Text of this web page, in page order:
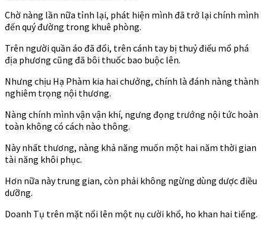
Chờ nàng lần nữa tỉnh lại, phát hiện mình đã trở lại chính mình
đến quý đường trong khuê phòng.
Trên người quần áo đã đổi, trên cánh tay bị thuỷ điểu mổ phá
địa phương cũng đã bôi thuốc bao buộc lên.
Nhưng chịu Hạ Phàm kia hai chưởng, chính là đánh nàng thành
nghiêm trọng nội thương.
Nàng chính mình vận vận khí, ngưng đọng trướng nội tức hoàn
toàn không có cách nào thông.
Này nhất thương, nàng khả năng muốn một hai năm thời gian
tài năng khôi phục.
Hơn nữa này trung gian, còn phải không ngừng dùng dược điều
dưỡng.
Doanh Tụ trên mặt nổi lên một nụ cười khổ, ho khan hai tiếng.